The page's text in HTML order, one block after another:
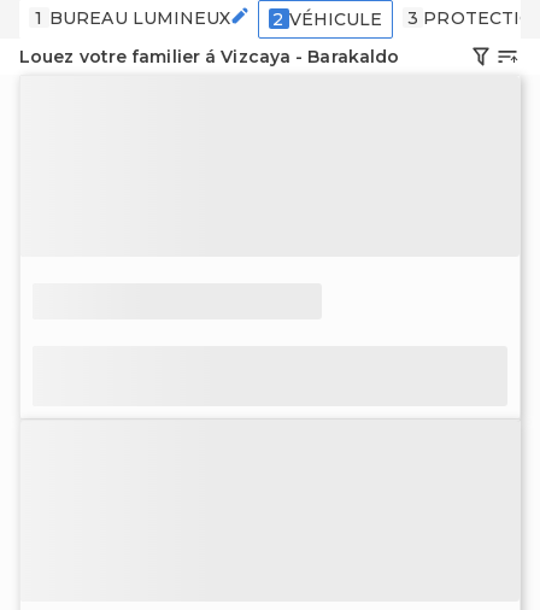
1 BUREAU LUMINEUX 2 VÉHICULE 3
Louez votre familier á Vizcaya - Barakaldo